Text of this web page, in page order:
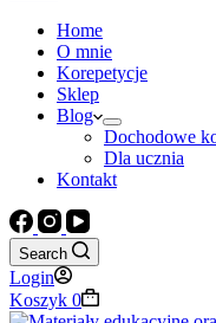
Home
O mnie
Korepetycje
Sklep
Blog
Dochodowe
Dla ucznia
Kontakt
Search
Login
Koszyk 0